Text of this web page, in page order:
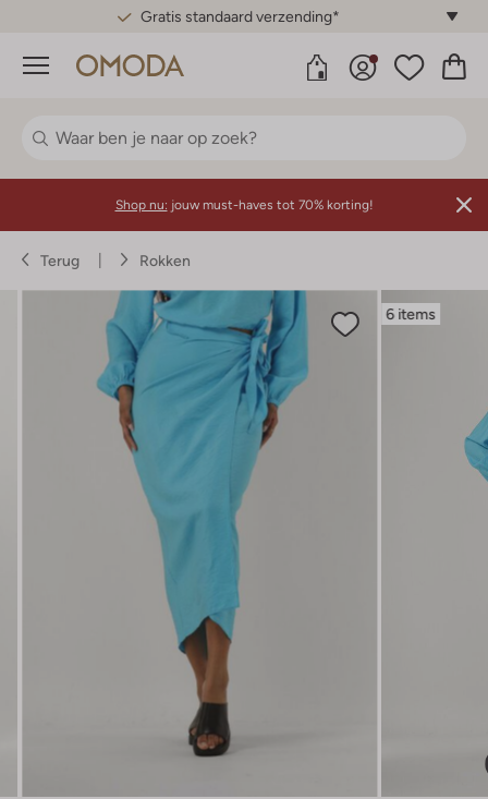
Gratis standaard verzending*
Menu
Shop nu: jouw must-haves tot 70% korting!
Terug Rokken
6 items